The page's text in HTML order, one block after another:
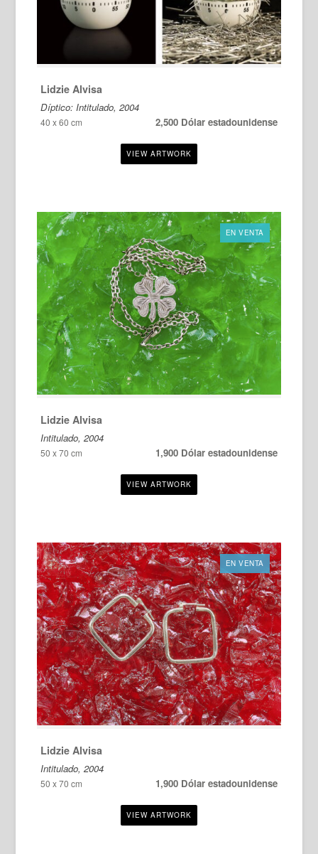
Lidzie Alvisa
Díptico: Intitulado, 2004
40 x 60 cm 2,500 Dólar estadounidense
EN VENTA
Lidzie Alvisa
Intitulado, 2004
50 x 70 cm 1,900 Dólar estadounidense
EN VENTA
Lidzie Alvisa
Intitulado, 2004
50 x 70 cm 1,900 Dólar estadounidense